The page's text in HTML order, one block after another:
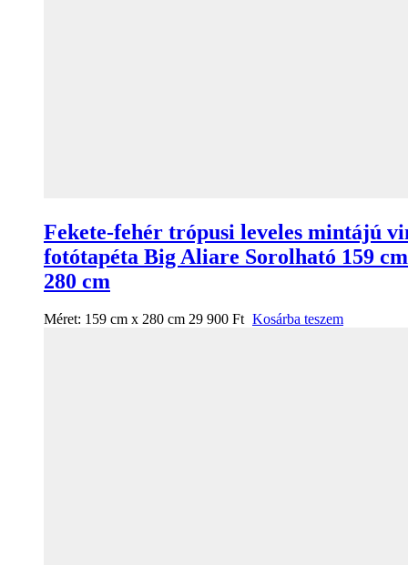
Fekete-fehér trópusi leveles mintájú
fotótapéta Big Aliare Sorolható 159
280 cm
Méret: 159 cm x 280 cm 29 900 Ft Kosárba teszem